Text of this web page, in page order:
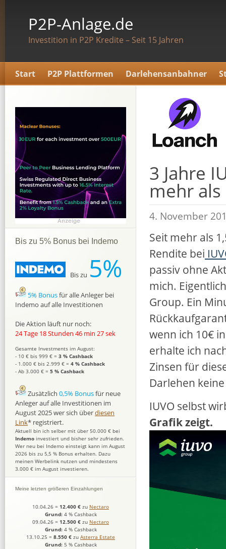
P2P-Anlage.de
Investition in P2P Kredite – Seit 15 Jahren
Start P2P Plattformen Darlehensanbahner
3 Jahre
mehr
4. November
Seit mehr als
Rendite bei
passiv ohne
mich.
Group. Ein
wenn ich 10€
erhalte ich
Zinsen für
Darlehen
IUVO selbst
Grafik zeigt.
Bis zu 5% Bonus bei Indemo
Bis zu 5%
5% Bonusfür alle Anleger bei
Indemo auf alle Investitionen
Die Aktion läuft nur noch:
24 Tage 18 Stunden 46 min 26 sek
Gesamte Investments im August:
- 10 € bis 999 € = 3 % Cashback
- 1.000 € bis 2.999 € = 4 % Cashback
- Ab 3.000 € = 5 % Cashback
Zusätzlich 0,5% Bonusfür neue
Anleger auf alle Investitionen im
August 2025 wer sich überdiesen
Link* registriert.
Aktuell bin ich selber mit über 50.000 € bei
Indemo investiert und bisher sehr zufrieden.
Wer neu bei Indemo einsteigt kann im August
2026 bis zu 5,5 % Bonus erhalten. Dazu
meinen Werbelink nutzen und mindestens
3.000 € im August investieren.
Meine letzten größeren Einzahlungen
10.04.26 = 12.400 € zu Nectaro
Grund: 4 % Cashback
09.04.26 = 12.500 € zu Nectaro
Grund: 4 % Cashback
13.10.25 = 8.550 € zu Asterra Estate
Grund: 5 % Cashback